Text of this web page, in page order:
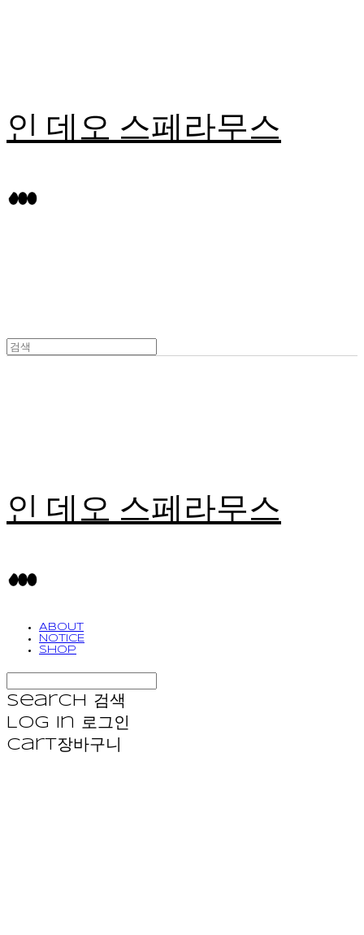
인 데오 스페라무스
인 데오 스페라무스
ABOUT
NOTICE
SHOP
Search
검색
Log In 로그인
Cart장바구니